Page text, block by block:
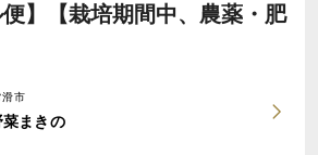
】【栽培期間中、農薬・肥
滑市
菜まきの